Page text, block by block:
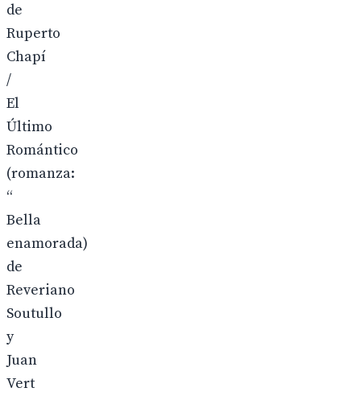
de
Ruperto
Chapí
/
El
Último
Romántico
(romanza:
“
Bella
enamorada)
de
Reveriano
Soutullo
y
Juan
Vert